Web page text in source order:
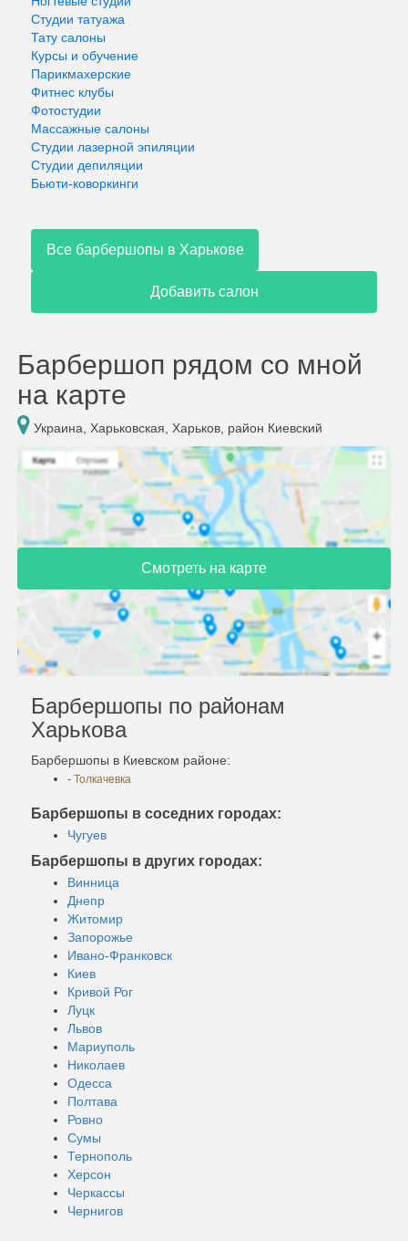
Студии татуажа
Тату салоны
Курсы и обучение
Парикмахерские
Фитнес клубы
Фотостудии
Массажные салоны
Студии лазерной эпиляции
Студии депиляции
Бьюти-коворкинги
Все барбершопы в Харькове
Добавить салон
Барбершоп рядом со мной
на карте
Украина, Харьковская, Харьков, район Киевский
Смотреть на карте
Барбершопы по районам
Харькова
Барбершопы в Киевском районе:
- Толкачевка
Барбершопы в соседних городах:
Чугуев
Барбершопы в других городах:
Винница
Днепр
Житомир
Запорожье
Ивано-Франковск
Киев
Кривой Рог
Луцк
Львов
Мариуполь
Николаев
Одесса
Полтава
Ровно
Сумы
Тернополь
Херсон
Черкассы
Чернигов